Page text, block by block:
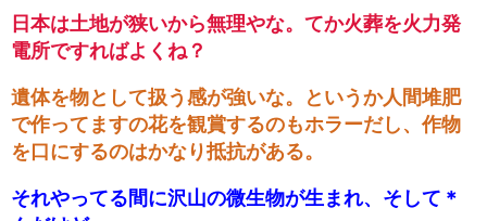
日本は土地が狭いから無理やな。てか火葬を火力発
電所ですればよくね？
遺体を物として扱う感が強いな。というか人間堆肥
で作ってますの花を観賞するのもホラーだし、作物
を口にするのはかなり抵抗がある。
それやってる間に沢山の微生物が生まれ、そして＊